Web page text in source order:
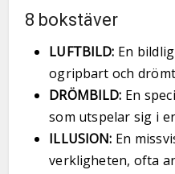
8 bokstäver
LUFTBILD: En
ogripbart och
DRÖMBILD: En
som utspelar sig i
ILLUSION: En
verkligheten, ofta